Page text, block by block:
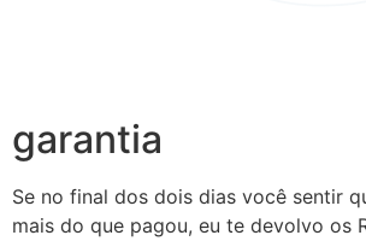
garantia
Se no final dos dois dias você sentir
mais do que pagou, eu te devolvo os